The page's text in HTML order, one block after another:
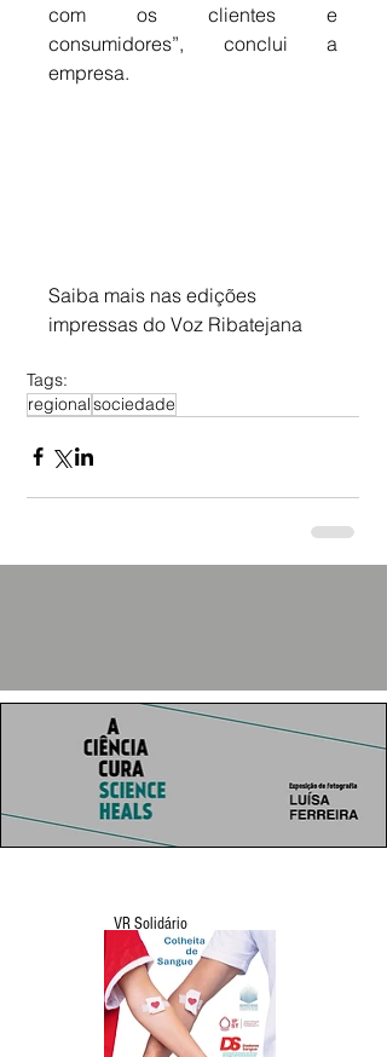
com os clientes e
consumidores”, conclui a
empresa.
Saiba mais nas edições
impressas do Voz Ribatejana
Tags:
regionalsociedade
VR Solidário